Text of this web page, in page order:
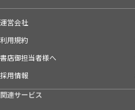
運営会社
利用規約
書店御担当者様へ
採用情報
関連サービス